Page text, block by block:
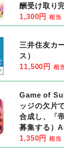
酬受け取り
1,300円 相当
三井住友カ
ス）
11,500円 相
Game of
ッジの欠片
合成し、「
募集する）
1,350円 相当